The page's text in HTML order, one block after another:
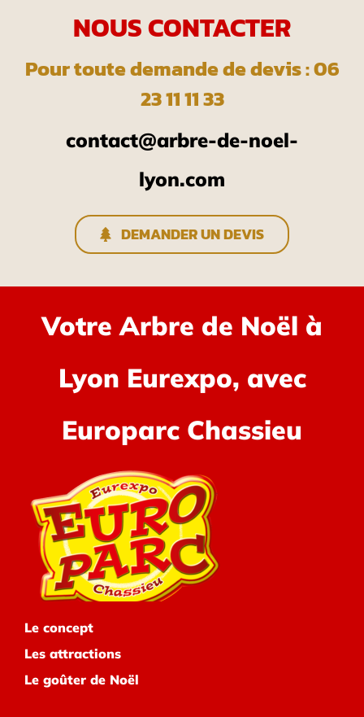
NOUS CONTACTER
Pour toute demande de devis : 06
23 11 11 33
contact@arbre-de-noel-
lyon.com
DEMANDER UN DEVIS
Votre Arbre de Noël à
Lyon Eurexpo, avec
Europarc Chassieu
Le concept
Les attractions
Le goûter de Noël